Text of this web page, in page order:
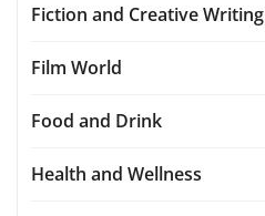
Fiction and Creative Writing
Film World
Food and Drink
Health and Wellness